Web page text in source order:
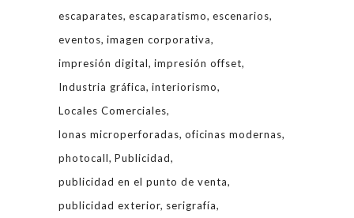
escaparates escaparatismo escenarios
eventos imagen corporativa
impresión digital impresión offset
Industria gráfica interiorismo
Locales Comerciales
lonas microperforadas oficinas modernas
photocall Publicidad
publicidad en el punto de venta
publicidad exterior serigrafía